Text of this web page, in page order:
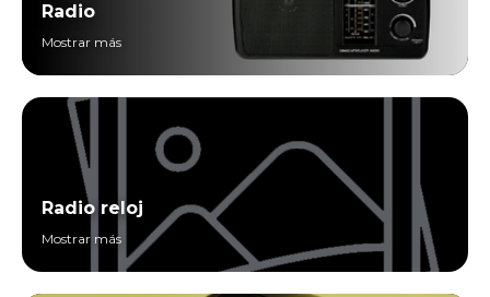
Radio
Mostrar más
Radio reloj
Mostrar más